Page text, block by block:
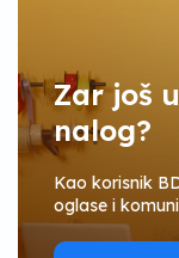
Zar još
nalog?
Kao korisnik
oglase i